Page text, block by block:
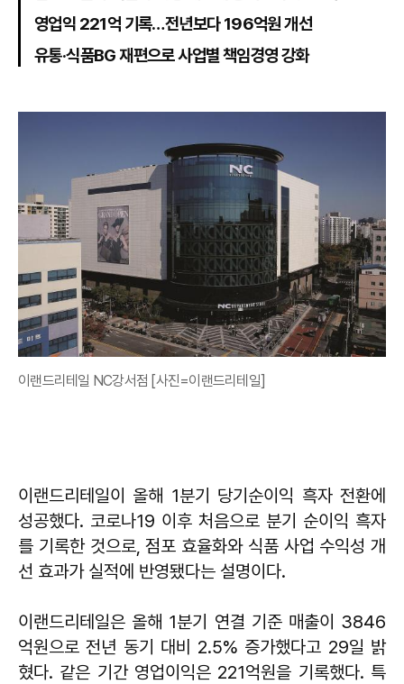
영업익 221억 기록…전년보다 196억원 개선
유통·식품BG 재편으로 사업별 책임경영 강화
이랜드리테일 NC강서점 [사진=이랜드리테일]
이랜드리테일이 올해 1분기 당기순이익 흑자 전환에
성공했다. 코로나19 이후 처음으로 분기 순이익 흑자
를 기록한 것으로, 점포 효율화와 식품 사업 수익성 개
선 효과가 실적에 반영됐다는 설명이다.
이랜드리테일은 올해 1분기 연결 기준 매출이 3846
억원으로 전년 동기 대비 2.5% 증가했다고 29일 밝
혔다. 같은 기간 영업이익은 221억원을 기록했다. 특